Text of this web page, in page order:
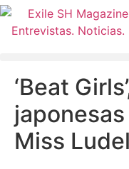
‘Beat
japonesas
Miss